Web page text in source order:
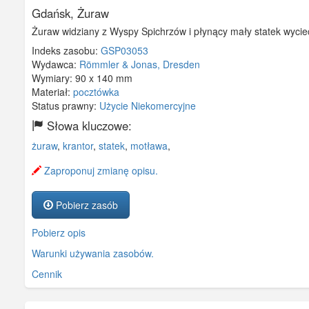
Gdańsk, Żuraw
Żuraw widziany z Wyspy Spichrzów i płynący mały statek
Indeks zasobu: GSP03053
Wydawca: Römmler & Jonas, Dresden
Wymiary: 90 x 140 mm
Materiał: pocztówka
Status prawny: Użycie Niekomercyjne
Słowa kluczowe:
żuraw, krantor, statek, motława,
Zaproponuj zmianę opisu.
Pobierz zasób
Pobierz opis
Warunki używania zasobów.
Cennik